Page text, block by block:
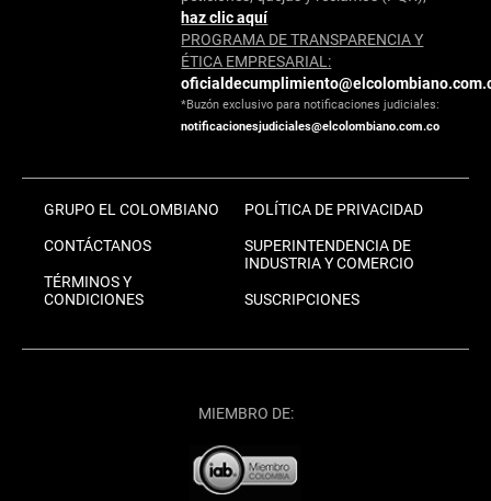
haz clic aquí
PROGRAMA DE TRANSPARENCIA Y
ÉTICA EMPRESARIAL:
*Buzón exclusivo para notificaciones judiciales:
notificacionesjudiciales@elcolombiano.com.co
GRUPO EL COLOMBIANO
CONTÁCTANOS
TÉRMINOS Y
CONDICIONES
POLÍTICA DE PRIVACIDAD
SUPERINTENDENCIA DE
INDUSTRIA Y COMERCIO
SUSCRIPCIONES
MIEMBRO DE: